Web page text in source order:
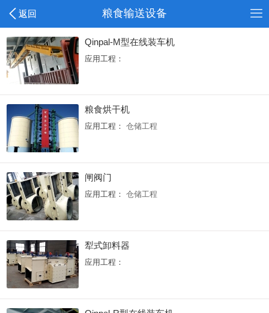
返回 粮食输送设备
Qinpal-M型在线装车机
应用工程：
粮食烘干机
应用工程： 仓储工程
闸阀门
应用工程： 仓储工程
犁式卸料器
应用工程：